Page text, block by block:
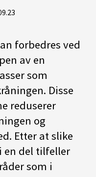
forbedres ved
av en
som
Disse
reduserer
og
Etter at slike
en del tilfeller
som i